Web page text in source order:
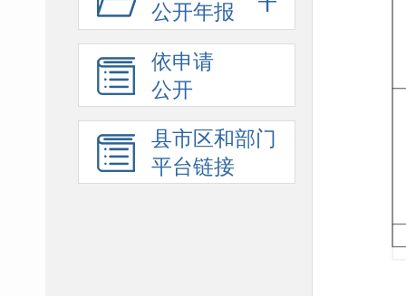
公开年报
依申请
公开
县市区和部门
平台链接